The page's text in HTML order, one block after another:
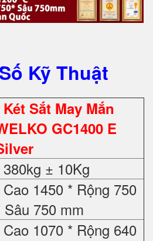
Kỹ Thuật
Két Sắt May Mắn
GC1400 E
380kg ± 10Kg
Cao 1450 * Rộng 750
Sâu 750 mm
Cao 1070 * Rộng 640